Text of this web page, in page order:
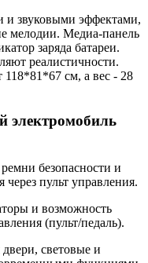
и звуковыми эффектами,
мелодии. Медиа-панель
заряда батареи.
реалистичности.
118*81*67 см, а вес - 28
электромобиль
безопасности и
через пульт управления.
и возможность
(пульт/педаль).
световые и